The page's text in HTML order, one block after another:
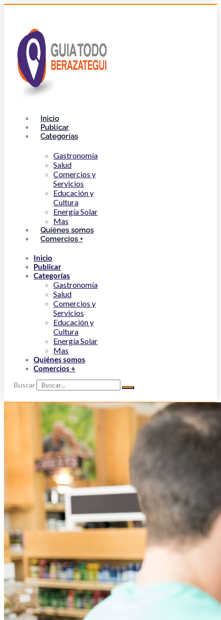
Inicio
Publicar
Categorías
Gastronomía
Salud
Comercios y
Servicios
Educación y
Cultura
Energía Solar
Mas
Quiénes somos
Comercios +
Inicio
Publicar
Categorías
Gastronomía
Salud
Comercios y
Servicios
Educación y
Cultura
Energía Solar
Mas
Quiénes somos
Comercios +
Buscar